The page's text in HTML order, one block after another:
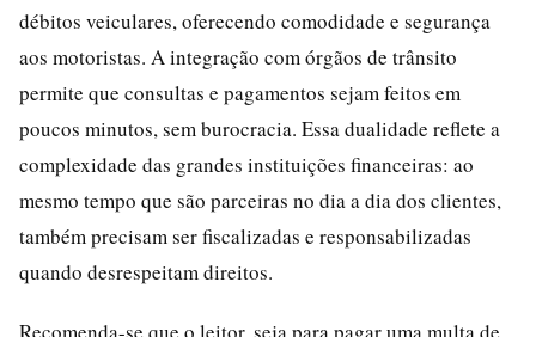
débitos veiculares, oferecendo comodidade e segurança
aos motoristas. A integração com órgãos de trânsito
permite que consultas e pagamentos sejam feitos em
poucos minutos, sem burocracia. Essa dualidade reflete a
complexidade das grandes instituições financeiras: ao
mesmo tempo que são parceiras no dia a dia dos clientes,
também precisam ser fiscalizadas e responsabilizadas
quando desrespeitam direitos.
Recomenda-se que o leitor, seja para pagar uma multa de